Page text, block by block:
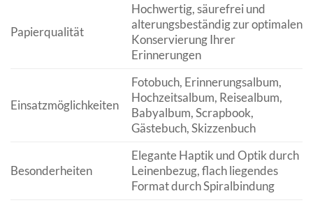
Papierqualität
Hochwertig, säurefrei und
alterungsbeständig zur optimalen
Konservierung Ihrer
Erinnerungen
Einsatzmöglichkeiten
Fotobuch, Erinnerungsalbum,
Hochzeitsalbum, Reisealbum,
Babyalbum, Scrapbook,
Gästebuch, Skizzenbuch
Besonderheiten
Elegante Haptik und Optik durch
Leinenbezug, flach liegendes
Format durch Spiralbindung